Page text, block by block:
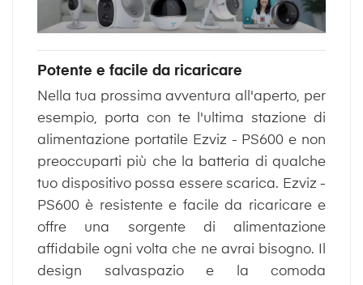
Potente e facile da ricaricare
Nella tua prossima avventura all'aperto, per
esempio, porta con te l'ultima stazione di
alimentazione portatile Ezviz - PS600 e non
preoccuparti più che la batteria di qualche
tuo dispositivo possa essere scarica. Ezviz -
PS600 è resistente e facile da ricaricare e
offre una sorgente di alimentazione
affidabile ogni volta che ne avrai bisogno. Il
design salvaspazio e la comoda